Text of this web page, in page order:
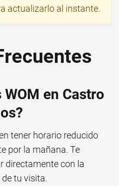
actualizarlo al instante.
en Castro
tener horario reducido
por la mañana. Te
directamente con la
tu visita.